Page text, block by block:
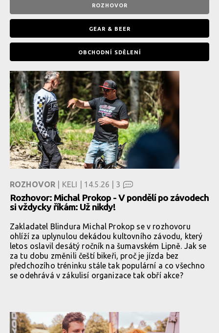
ROZHOVOR
GEAR & BEER
OBCHODNÍ SDĚLENÍ
ROZHOVOR | KELI | 14.5.26 | 3
Rozhovor: Michal Prokop - V pondělí po závodech
si vždycky říkám: Už nikdy!
Zakladatel Blindura Michal Prokop se v rozhovoru
ohlíží za uplynulou dekádou kultovního závodu, který
letos oslavil desátý ročník na šumavském Lipně. Jak se
za tu dobu změnili čeští bikeři, proč je jízda bez
předchozího tréninku stále tak populární a co všechno
se odehrává v zákulisí organizace tak obří akce?